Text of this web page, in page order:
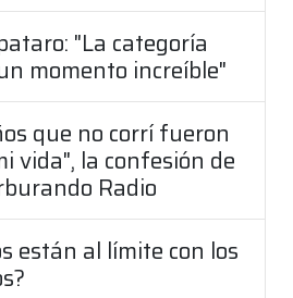
"La categoría
momento increíble"
que no corrí fueron
vida", la confesión de
Radio
están al límite con los